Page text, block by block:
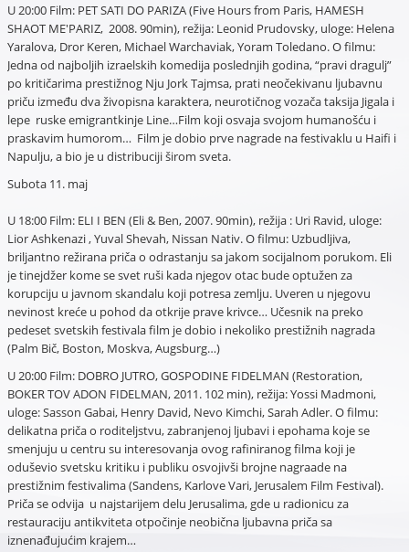
U 20:00 Film: PET SATI DO PARIZA (Five Hours from Paris, HAMESH
SHAOT ME'PARIZ, 2008. 90min), režija: Leonid Prudovsky, uloge: Helena
Yaralova, Dror Keren, Michael Warchaviak, Yoram Toledano. O filmu:
Jedna od najboljih izraelskih komedija poslednjih godina, “pravi dragulj”
po kritičarima prestižnog Nju Jork Tajmsa, prati neočekivanu ljubavnu
priču između dva živopisna karaktera, neurotičnog vozača taksija Jigala i
lepe ruske emigrantkinje Line…Film koji osvaja svojom humanošću i
praskavim humorom… Film je dobio prve nagrade na festivaklu u Haifi i
Napulju, a bio je u distribuciji širom sveta.
Subota 11. maj
U 18:00 Film: ELI I BEN (Eli & Ben, 2007. 90min), režija : Uri Ravid, uloge:
Lior Ashkenazi , Yuval Shevah, Nissan Nativ. O filmu: Uzbudljiva,
briljantno režirana priča o odrastanju sa jakom socijalnom porukom. Eli
je tinejdžer kome se svet ruši kada njegov otac bude optužen za
korupciju u javnom skandalu koji potresa zemlju. Uveren u njegovu
nevinost kreće u pohod da otkrije prave krivce… Učesnik na preko
pedeset svetskih festivala film je dobio i nekoliko prestižnih nagrada
(Palm Bič, Boston, Moskva, Augsburg…)
U 20:00 Film: DOBRO JUTRO, GOSPODINE FIDELMAN (Restoration,
BOKER TOV ADON FIDELMAN, 2011. 102 min), režija: Yossi Madmoni,
uloge: Sasson Gabai, Henry David, Nevo Kimchi, Sarah Adler. O filmu:
delikatna priča o roditeljstvu, zabranjenoj ljubavi i epohama koje se
smenjuju u centru su interesovanja ovog rafiniranog filma koji je
oduševio svetsku kritiku i publiku osvojivši brojne nagraade na
prestižnim festivalima (Sandens, Karlove Vari, Jerusalem Film Festival).
Priča se odvija u najstarijem delu Jerusalima, gde u radionicu za
restauraciju antikviteta otpočinje neobična ljubavna priča sa
iznenađujućim krajem…